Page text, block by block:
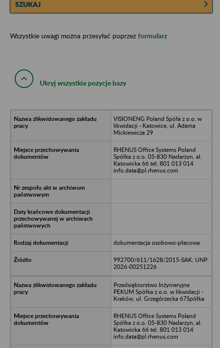
SZUKAJ
Wszystkie uwagi można przesyłać poprzez formularz
Ukryj wszystkie pozycje bazy
VISIONENG Poland Spóła z o.o. w
likwidacji - Katowice, ul. Adama
Mickiewicza 29
RHENUS Office Systems Poland
Spółka z o.o. 05-830 Nadarzyn, al.
Katowicka 66 tel. 801 013 014
info.data@pl.rhenus.com
dokumentacja osobowo-płacowa
992700/611/1628/2015-SAK; UNP:
2026-00251226
Przedsiębiorstwo Inżynieryjne
PEKUM Spółka z o.o. w likwidacji -
Kraków, ul. Grzegórzecka 67Spółka
RHENUS Office Systems Poland
Spółka z o.o. 05-830 Nadarzyn, al.
Katowicka 66 tel. 801 013 014
info.data@pl.rhenus.com